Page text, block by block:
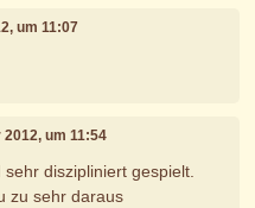
um 11:07
2012, um 11:54
diszipliniert gespielt.
zu sehr daraus